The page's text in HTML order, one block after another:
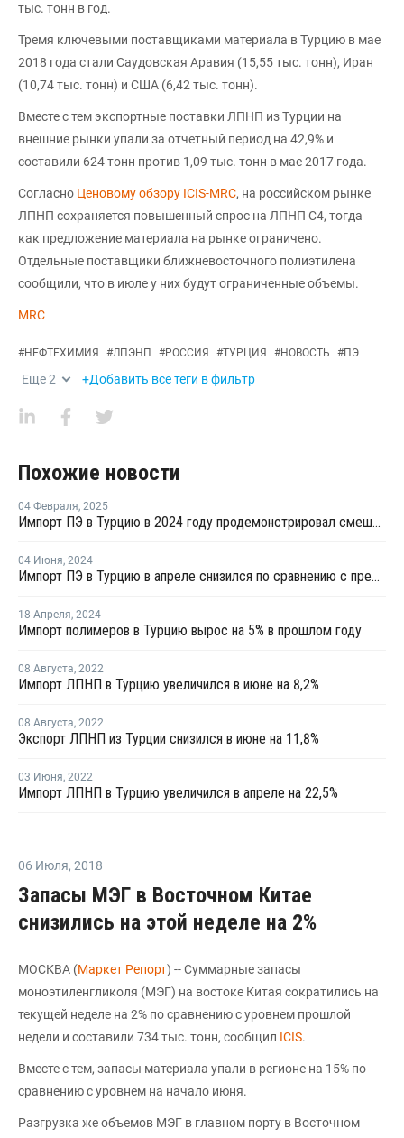
тыс. тонн в год.
Тремя ключевыми поставщиками материала в Турцию в мае
2018 года стали Саудовская Аравия (15,55 тыс. тонн), Иран
(10,74 тыс. тонн) и США (6,42 тыс. тонн).
Вместе с тем экспортные поставки ЛПНП из Турции на
внешние рынки упали за отчетный период на 42,9% и
составили 624 тонн против 1,09 тыс. тонн в мае 2017 года.
Согласно Ценовому обзору ICIS-MRC, на российском рынке
ЛПНП сохраняется повышенный спрос на ЛПНП С4, тогда
как предложение материала на рынке ограничено.
Отдельные поставщики ближневосточного полиэтилена
сообщили, что в июле у них будут ограниченные объемы.
MRC
#НЕФТЕХИМИЯ #ЛПЭНП #РОССИЯ #ТУРЦИЯ #НОВОСТЬ #ПЭ
Еще2 +Добавить все теги в фильтр
Похожие новости
04 Февраля, 2025
Импорт ПЭ в Турцию в 2024 году продемонстрировал смешанные показатели
04 Июня, 2024
Импорт ПЭ в Турцию в апреле снизился по сравнению с предыдущим месяцем
18 Апреля, 2024
Импорт полимеров в Турцию вырос на 5% в прошлом году
08 Августа, 2022
Импорт ЛПНП в Турцию увеличился в июне на 8,2%
08 Августа, 2022
Экспорт ЛПНП из Турции снизился в июне на 11,8%
03 Июня, 2022
Импорт ЛПНП в Турцию увеличился в апреле на 22,5%
06 Июля, 2018
Запасы МЭГ в Восточном Китае
снизились на этой неделе на 2%
МОСКВА (Маркет Репорт) -- Суммарные запасы
моноэтиленгликоля (МЭГ) на востоке Китая сократились на
текущей неделе на 2% по сравнению с уровнем прошлой
недели и составили 734 тыс. тонн, сообщил ICIS.
Вместе с тем, запасы материала упали в регионе на 15% по
сравнению с уровнем на начало июня.
Разгрузка же объемов МЭГ в главном порту в Восточном